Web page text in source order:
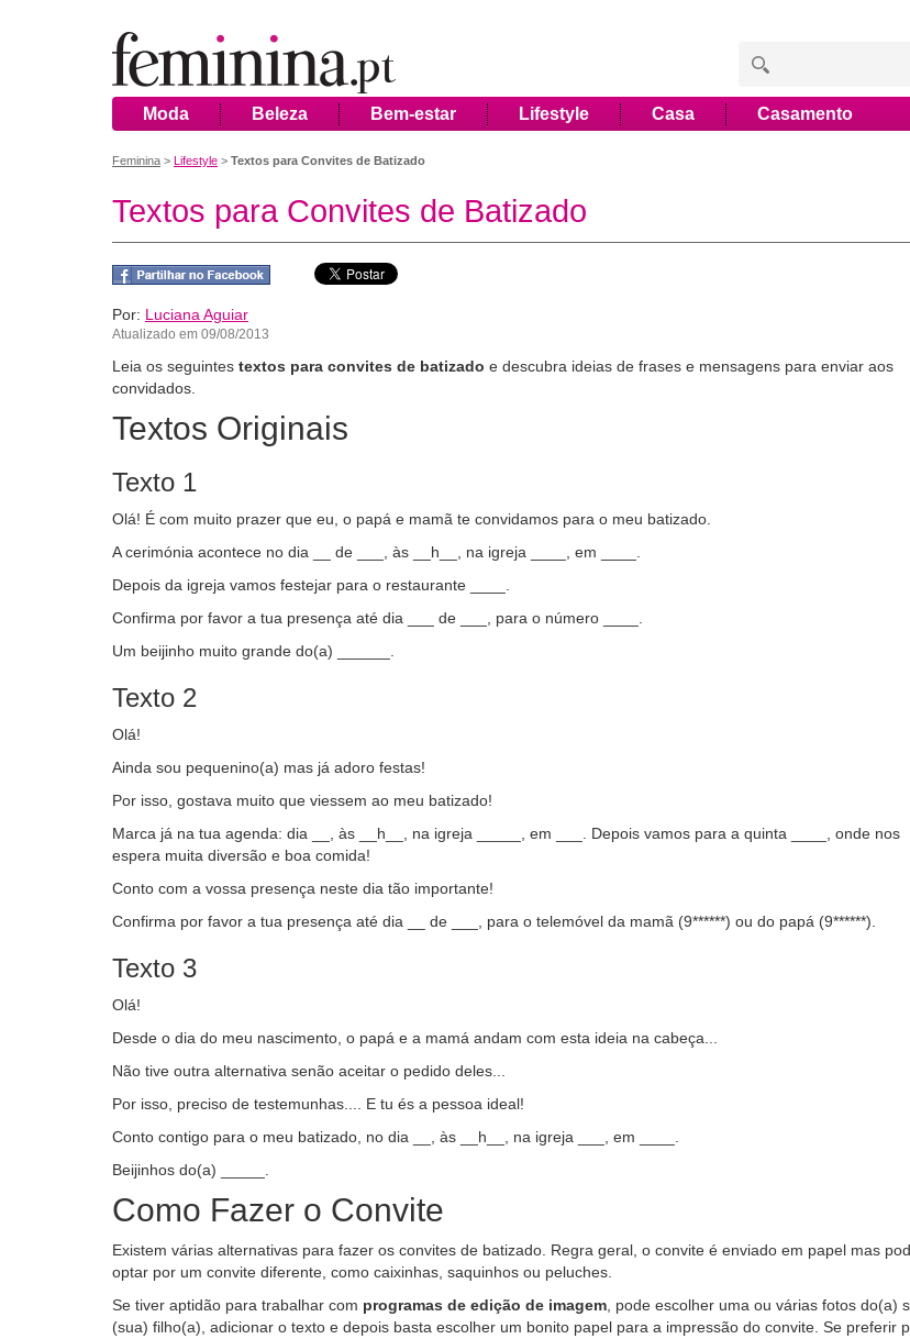
Moda Beleza Bem-estar Lifestyle Casa Casamento
Feminina > Lifestyle > Textos para Convites de Batizado
Textos para Convites de Batizado
Por: Luciana Aguiar
Atualizado em 09/08/2013
Leia os seguintes textos para convites de batizado e descubra ideias de frases e mensagens para enviar aos
convidados.
Textos Originais
Texto 1
Olá! É com muito prazer que eu, o papá e mamã te convidamos para o meu batizado.
A cerimónia acontece no dia __ de ___, às __h__, na igreja ____, em ____.
Depois da igreja vamos festejar para o restaurante ____.
Confirma por favor a tua presença até dia ___ de ___, para o número ____.
Um beijinho muito grande do(a) ______.
Texto 2
Olá!
Ainda sou pequenino(a) mas já adoro festas!
Por isso, gostava muito que viessem ao meu batizado!
Marca já na tua agenda: dia __, às __h__, na igreja _____, em ___. Depois vamos para a quinta ____, onde nos
espera muita diversão e boa comida!
Conto com a vossa presença neste dia tão importante!
Confirma por favor a tua presença até dia __ de ___, para o telemóvel da mamã (9******) ou do papá (9******).
Texto 3
Olá!
Desde o dia do meu nascimento, o papá e a mamá andam com esta ideia na cabeça...
Não tive outra alternativa senão aceitar o pedido deles...
Por isso, preciso de testemunhas.... E tu és a pessoa ideal!
Conto contigo para o meu batizado, no dia __, às __h__, na igreja ___, em ____.
Beijinhos do(a) _____.
Como Fazer o Convite
Existem várias alternativas para fazer os convites de batizado. Regra geral, o convite é enviado em papel mas
optar por um convite diferente, como caixinhas, saquinhos ou peluches.
Se tiver aptidão para trabalhar com programas de edição de imagem , pode escolher uma ou várias fotos do(a)
(sua) filho(a), adicionar o texto e depois basta escolher um bonito papel para a impressão do convite. Se preferir